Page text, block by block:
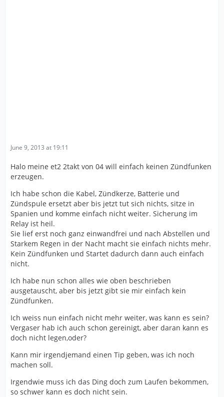
June 9, 2013 at 19:11
Halo meine et2 2takt von 04 will einfach keinen Zündfunken
erzeugen.
Ich habe schon die Kabel, Zündkerze, Batterie und
Zündspule ersetzt aber bis jetzt tut sich nichts, sitze in
Spanien und komme einfach nicht weiter. Sicherung im
Relay ist heil.
Sie lief erst noch ganz einwandfrei und nach Abstellen und
Starkem Regen in der Nacht macht sie einfach nichts mehr.
Kein Zündfunken und Startet dadurch dann auch einfach
nicht.
Ich habe nun schon alles wie oben beschrieben
ausgetauscht, aber bis jetzt gibt sie mir einfach kein
Zündfunken.
Ich weiss nun einfach nicht mehr weiter, was kann es sein?
Vergaser hab ich auch schon gereinigt, aber daran kann es
doch nicht legen,oder?
Kann mir irgendjemand einen Tip geben, was ich noch
machen soll.
Irgendwie muss ich das Ding doch zum Laufen bekommen,
so schwer kann es doch nicht sein.